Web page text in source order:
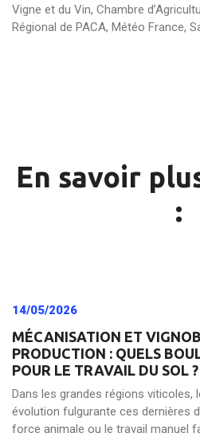
Vigne et du Vin, Chambre
Régional de PACA, Météo France,
En savoir
:
14/05/2026
MÉCANISATION ET
PRODUCTION : QUELS
POUR LE TRAVAIL DU SOL ?
Dans les grandes régions viticoles,
évolution fulgurante ces dernières
force animale ou le travail manuel